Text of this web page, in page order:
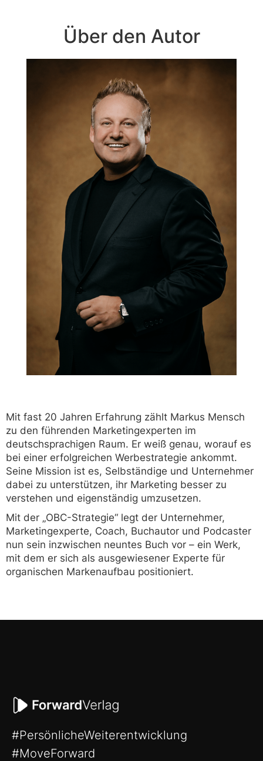
Über den Autor
Mit fast 20 Jahren Erfahrung zählt Markus Mensch
zu den führenden Marketingexperten im
deutschsprachigen Raum. Er weiß genau, worauf es
bei einer erfolgreichen Werbestrategie ankommt.
Seine Mission ist es, Selbständige und Unternehmer
dabei zu unterstützen, ihr Marketing besser zu
verstehen und eigenständig umzusetzen.
Mit der „OBC-Strategie“ legt der Unternehmer,
Marketingexperte, Coach, Buchautor und Podcaster
nun sein inzwischen neuntes Buch vor – ein Werk,
mit dem er sich als ausgewiesener Experte für
organischen Markenaufbau positioniert.
#PersönlicheWeiterentwicklung
#MoveForward